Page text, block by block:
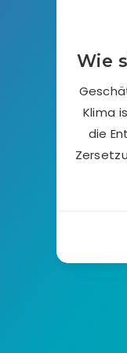
Wie
Klima
die